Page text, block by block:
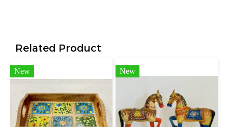
Related Product
New New